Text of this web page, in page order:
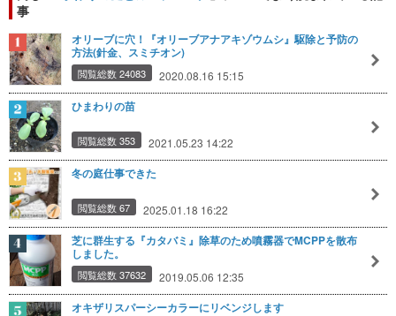
事
オリーブに穴！『オリーブアナアキゾウムシ』駆除と予防の
方法(針金、スミチオン)
閲覧総数 24083 2020.08.16 15:15
ひまわりの苗
閲覧総数 353 2021.05.23 14:22
冬の庭仕事できた
閲覧総数 67 2025.01.18 16:22
芝に群生する『カタバミ』除草のため噴霧器でMCPPを散布
しました。
閲覧総数 37632 2019.05.06 12:35
オキザリスパーシーカラーにリベンジします